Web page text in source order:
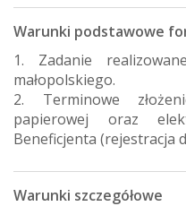
Warunki podstawowe
1. Zadanie
małopolskiego.
2. Terminowe
papierowej oraz
Beneficjenta (rejestracja
Warunki szczegółowe